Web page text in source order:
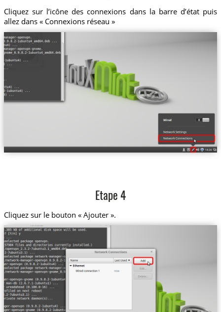
Cliquez sur l’icône des connexions dans la barre d’état puis
allez dans « Connexions réseau »
Etape 4
Cliquez sur le bouton « Ajouter ».